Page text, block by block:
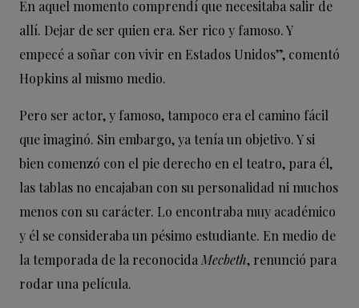
En aquel momento comprendí que necesitaba salir de
allí. Dejar de ser quien era. Ser rico y famoso. Y
empecé a soñar con vivir en Estados Unidos”, comentó
Hopkins al mismo medio.
Pero ser actor, y famoso, tampoco era el camino fácil
que imaginó. Sin embargo, ya tenía un objetivo. Y si
bien comenzó con el pie derecho en el teatro, para él,
las tablas no encajaban con su personalidad ni muchos
menos con su carácter. Lo encontraba muy académico
y él se consideraba un pésimo estudiante. En medio de
la temporada de la reconocidaMecbeth, renunció para
rodar una película.